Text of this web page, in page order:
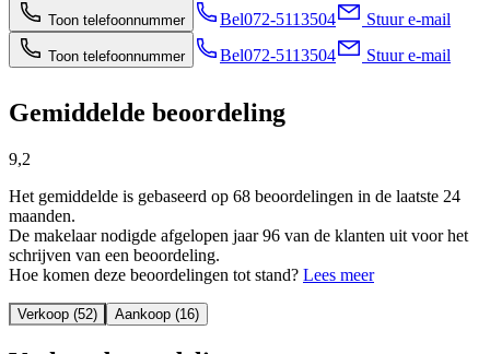
Toon telefoonnummer Bel072-5113504 Stuur e-mail
Toon telefoonnummer Bel072-5113504 Stuur e-mail
Gemiddelde beoordeling
9,2
Het gemiddelde is gebaseerd op 68 beoordelingen in de laatste 24
maanden.
De makelaar nodigde afgelopen jaar 96 van de klanten uit voor het
schrijven van een beoordeling.
Hoe komen deze beoordelingen tot stand? Lees meer
Verkoop (52) Aankoop (16)